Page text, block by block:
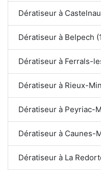
Dératiseur à
Dératiseur à Belpech
Dératiseur à Ferrals-
Dératiseur à Rieux-
Dératiseur à Peyriac-
Dératiseur à Caunes-
Dératiseur à La